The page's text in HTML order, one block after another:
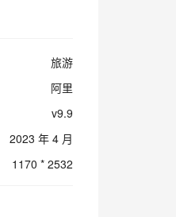
旅游
阿里
v9.9
2023 年 4 月
1170 * 2532